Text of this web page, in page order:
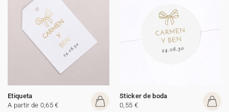
Etiqueta
A partir de 0,65 €
Sticker de boda
0,55 €